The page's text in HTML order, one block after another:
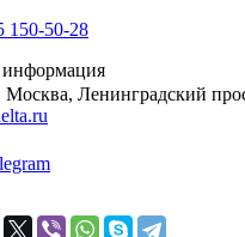
150-50-28
информация
Москва, Ленинградский